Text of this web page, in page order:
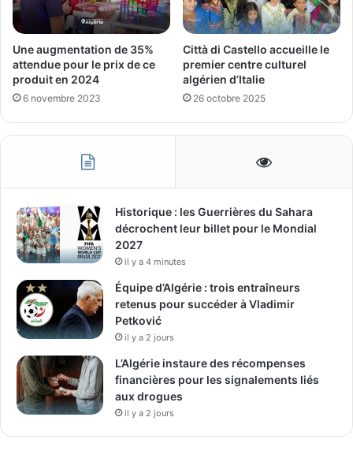
Une augmentation de 35%
attendue pour le prix de ce
produit en 2024
6 novembre 2023
Città di Castello accueille le
premier centre culturel
algérien d’Italie
26 octobre 2025
Historique : les Guerrières du Sahara
décrochent leur billet pour le Mondial
2027
il y a 4 minutes
Équipe d’Algérie : trois entraîneurs
retenus pour succéder à Vladimir
Petković
il y a 2 jours
L’Algérie instaure des récompenses
financières pour les signalements liés
aux drogues
il y a 2 jours